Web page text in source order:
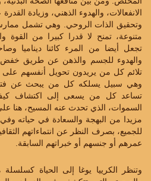
الانفعالات، والهدوء الذهني، وزيادة
وتحقيق الذات الروحي. وهي تشمل ممارسة
متنوعة، تمنح لا قدرا كبيرا من القوة
تجعل أيضا من المرء كائنا ديناميا
والهدوء للجسم والذهن عن طريق
تلائم كل من يريدون تحويل أنفسهم
وهي سبيل يسلكه كل من يبحث عن
تساعد كل من يسعى إلى اكتشاف
السموات، الذي تحدث عنه المسيح، هنا
مزيدا من البهجة والسعادة في حياته
للجميع، بصرف النظر عن انتماءاتهم
عمرهم أو جنسهم أو خبراتهم السابقة.
وتنظر الكرييا يوغا إلى الحياة كسلسلة